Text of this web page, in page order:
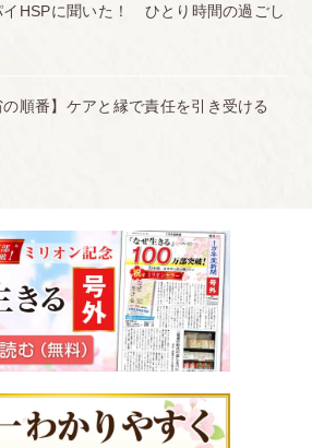
イHSPに聞いた！ ひとり時間の過ごし
の順番】ケアと縁で責任を引き受ける